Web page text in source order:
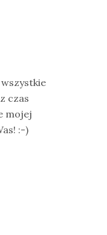
czas
mojej
:-)